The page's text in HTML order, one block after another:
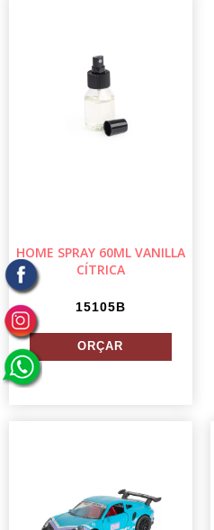
HOME SPRAY 60ML VANILLA
CÍTRICA
15105B